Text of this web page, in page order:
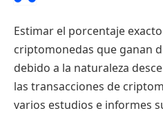
Estimar el porcentaje
criptomonedas que ganan
debido a la naturaleza
las transacciones de
varios estudios e informes